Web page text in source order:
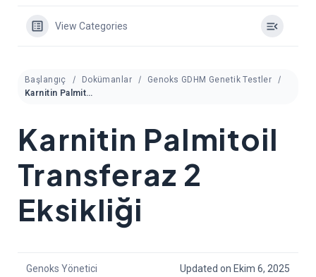
View Categories
Başlangıç Dokümanlar
Genoks GDHM Genetik Testler
Karnitin Palmitoil Transferaz 2 Eksikliği
Karnitin Palmitoil
Transferaz 2
Eksikliği
Genoks Yönetici Updated on Ekim 6, 2025